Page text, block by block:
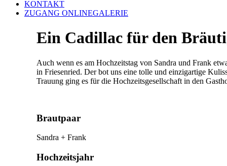
KONTAKT
ZUGANG ONLINEGALERIE
Ein Cadillac für den
Auch wenn es am Hochzeitstag von Sandra und Frank
in Friesenried. Der bot uns eine tolle und einzigartige
Trauung ging es für die Hochzeitsgesellschaft in den
Brautpaar
Sandra + Frank
Hochzeitsjahr